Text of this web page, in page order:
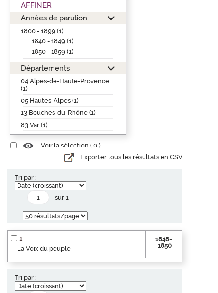
AFFINER
Années de parution
1800 - 1899 (1)
1840 - 1849 (1)
1850 - 1859 (1)
Départements
04 Alpes-de-Haute-Provence
(1)
05 Hautes-Alpes (1)
13 Bouches-du-Rhône (1)
83 Var (1)
Voir la sélection ( 0 )
Exporter tous les résultats en CSV
Tri par :
sur 1
1
La Voix du peuple
1848-
1850
Tri par :